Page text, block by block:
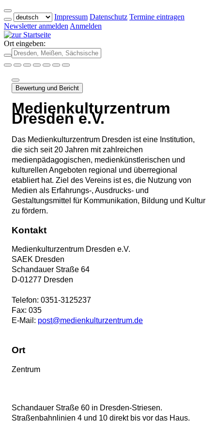
Impressum Datenschutz Termine eintragen
Newsletter anmelden Anmelden
Ort eingeben:
Bewertung und Bericht
Medienkulturzentrum
Dresden e.V.
Das Medienkulturzentrum Dresden ist eine Institution,
die sich seit 20 Jahren mit zahlreichen
medienpädagogischen, medienkünstlerischen und
kulturellen Angeboten regional und überregional
etabliert hat. Ziel des Vereins ist es, die Nutzung von
Medien als Erfahrungs-, Ausdrucks- und
Gestaltungsmittel für Kommunikation, Bildung und Kultur
zu fördern.
Kontakt
Medienkulturzentrum Dresden e.V.
SAEK Dresden
Schandauer Straße 64
D-01277 Dresden
Telefon: 0351-3125237
Fax: 035
E-Mail: post@medienkulturzentrum.de
Ort
Zentrum
Schandauer Straße 60 in Dresden-Striesen.
Straßenbahnlinien 4 und 10 direkt bis vor das Haus.